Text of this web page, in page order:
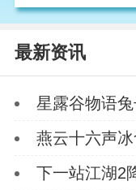
最新资讯
星露谷物语
燕云十六声
下一站江湖2